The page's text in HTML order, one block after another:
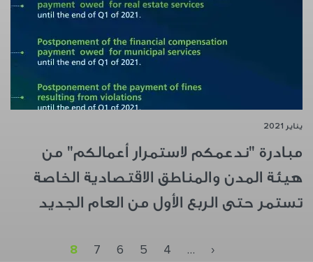
يناير 2021
مبادرة "ندعمكم لاستمرار أعمالكم" من
هيئة المدن والمناطق الاقتصادية الخاصة
تستمر حتى الربع الأول من العام الجديد
Pagination
‹
Previous page
…
4
5
6
7
8